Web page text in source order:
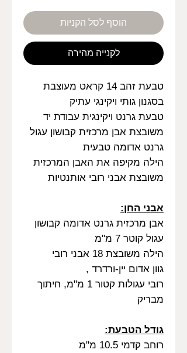
הוסף לסל הקניות
לקנייה מהירה
טבעת זהב 14 קראט מעוצבת
בסגנון גותי ויקינגי עתיק
טבעת גרנט ויקינגית עבודת יד
משובצת אבן מרכזית קבושון עגול
גרנט אדומה טבעית
הילה מקיפה את האבן המרכזית
משובצת אבני רובי אותנטיות
אבני החן:
אבן מרכזית גרנט אדומה קבושון
עגול קוטר 7 מ"מ
הילה משובצת 18 אבני רובי
גוון אדום יין-ורדרד ,
רובי עגולות קטור 1 מ"מ, חיתוך
מבריק
גודל הטבעת:
רוחב קדמי 10.5 מ"מ